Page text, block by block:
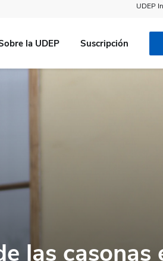
UDEP
la UDEP Suscripción
las casonas